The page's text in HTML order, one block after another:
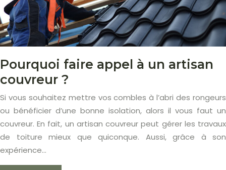
Pourquoi faire appel à un artisan
couvreur ?
Si vous souhaitez mettre vos combles à l’abri des rongeurs
ou bénéficier d’une bonne isolation, alors il vous faut un
couvreur. En fait, un artisan couvreur peut gérer les travaux
de toiture mieux que quiconque. Aussi, grâce à son
expérience…